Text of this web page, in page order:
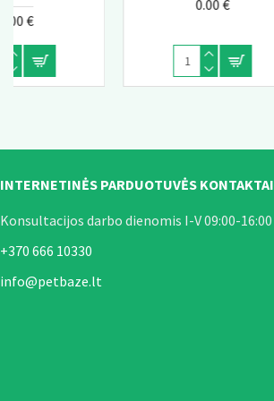
INTERNETINĖS PARDUOTUVĖS KONTAKTAI
Konsultacijos darbo dienomis I-V 09:00-16:00
+370 666 10330
info@petbaze.lt